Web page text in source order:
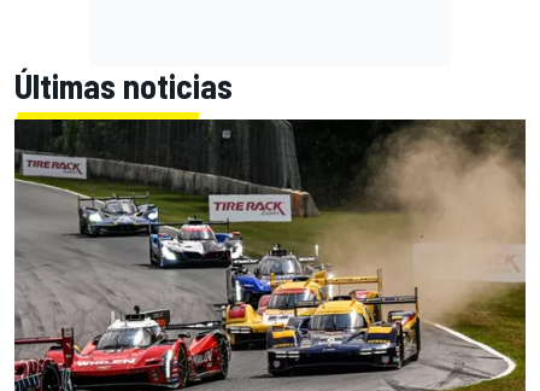
Últimas noticias